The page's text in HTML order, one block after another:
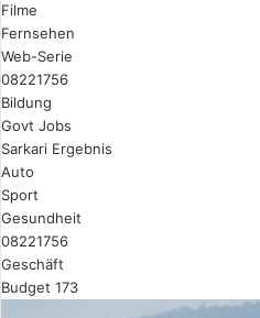
Filme
Fernsehen
Web-Serie
08221756
Bildung
Govt Jobs
Sarkari Ergebnis
Auto
Sport
Gesundheit
08221756
Geschäft
Budget 173